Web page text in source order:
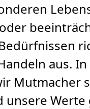
aus. In
Mutmacher
unsere Werte